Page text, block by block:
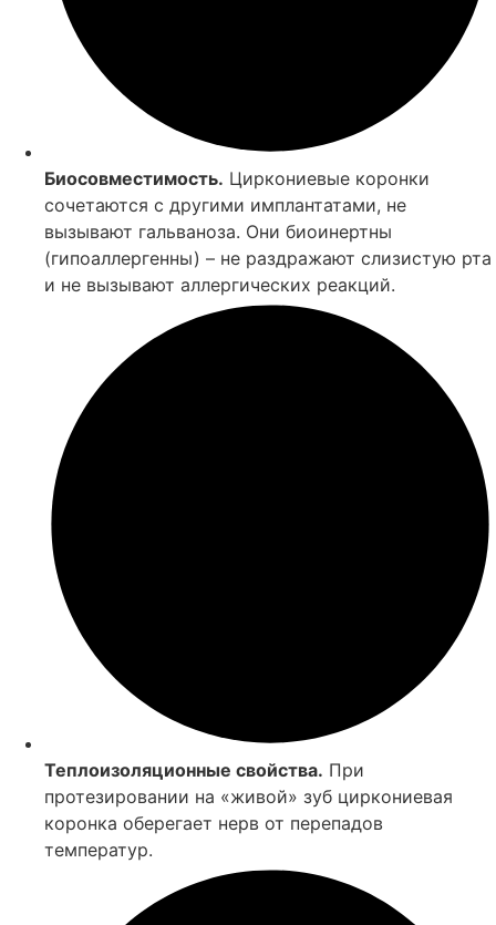
Биосовместимость. Циркониевые коронки
сочетаются с другими имплантатами, не
вызывают гальваноза. Они биоинертны
(гипоаллергенны) – не раздражают слизистую рта
и не вызывают аллергических реакций.
Теплоизоляционные свойства. При
протезировании на «живой» зуб циркониевая
коронка оберегает нерв от перепадов
температур.